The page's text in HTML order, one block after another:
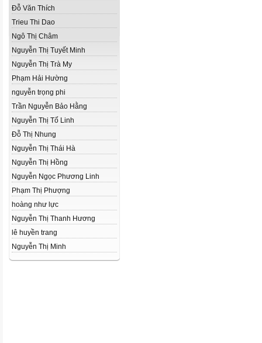
Đỗ Văn Thích
Trieu Thi Dao
Ngô Thị Châm
Nguyễn Thị Tuyết Minh
Nguyễn Thị Trà My
Phạm Hải Hường
nguyễn trọng phi
Trần Nguyễn Bảo Hằng
Nguyễn Thị Tố Linh
Đỗ Thị Nhung
Nguyễn Thị Thái Hà
Nguyễn Thị Hồng
Nguyễn Ngọc Phương Linh
Phạm Thị Phượng
hoàng như lực
Nguyễn Thị Thanh Hương
lê huyền trang
Nguyễn Thị Minh